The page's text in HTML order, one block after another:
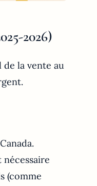
2026)
la vente au
(comme